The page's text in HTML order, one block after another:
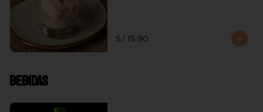
S/ 15.90
Bebidas